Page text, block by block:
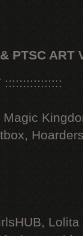
PTSC ART
::::::::::::::::
Lolita